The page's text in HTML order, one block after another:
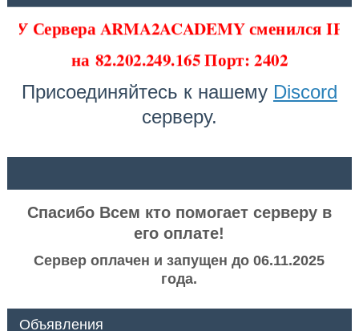
У Сервера ARMA2ACADEMY сменился IP
на82.202.249.165 Порт: 2402
Присоединяйтесь к нашему Discord
серверу.
Спасибо Всем кто помогает серверу в
его оплате!
Сервер оплачен и запущен до 06.11.2025
года.
Объявления